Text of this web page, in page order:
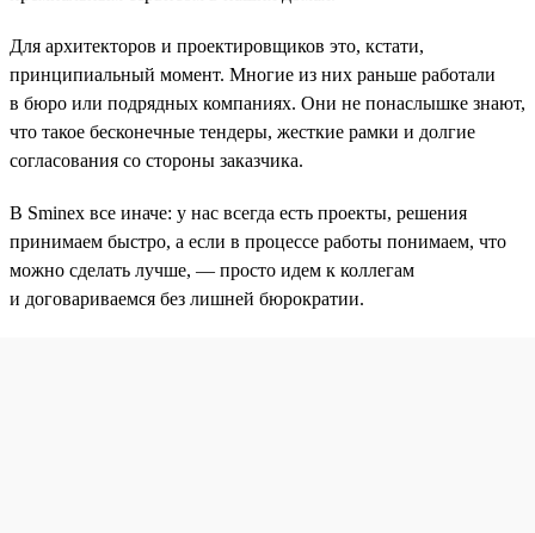
Для архитекторов и проектировщиков это, кстати,
принципиальный момент. Многие из них раньше работали
в бюро или подрядных компаниях. Они не понаслышке знают,
что такое бесконечные тендеры, жесткие рамки и долгие
согласования со стороны заказчика.
В Sminex все иначе: у нас всегда есть проекты, решения
принимаем быстро, а если в процессе работы понимаем, что
можно сделать лучше, — просто идем к коллегам
и договариваемся без лишней бюрократии.